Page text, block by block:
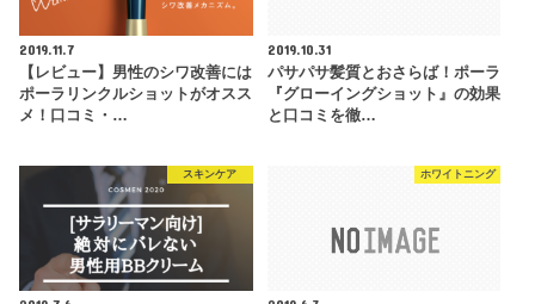
2019.11.7
【レビュー】男性のシワ改善には
ポーラリンクルショットがオスス
メ！口コミ・…
2019.10.31
パサパサ髪質とおさらば！ポーラ
『グローイングショット』の効果
と口コミを徹…
スキンケア ホワイトニング